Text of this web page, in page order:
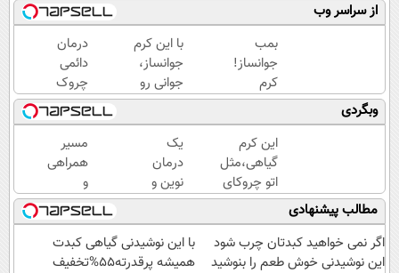
از سراسر وب
بمب
جوانساز!
کرم
بوتاکس
جلبک
اسپیرولینا50%تخفیف
با این کرم
جوانساز،
جوانی رو
به خودت
برگردون(50%
تخفیف)
درمان
دائمی
چروک
های
پوستی
در
منزل!
خرید
محصول
با
تخفیف
وبگردی
این کرم
گیاهی،مثل
اتو چروکای
پوستتوصاف
میکنه!50%تخفیف
یک
درمان
نوین و
امیدوار
کننده
که
بدون
مسیر
همراهی
و
گزارش
عملکرد
گروه
اسنپ
مطالب پیشنهادی
اگر نمی خواهید کبدتان چرب شود
این نوشیدنی خوش طعم را بنوشید
با این نوشیدنی گیاهی کبدت
همیشه پرقدرته55%تخفیف